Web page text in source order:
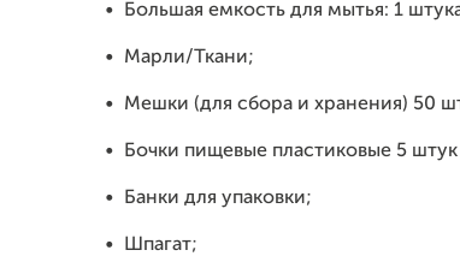
• Большая емкость для мытья: 1
• Марли/Ткани;
• Мешки (для сбора и хранения) 50
• Бочки пищевые пластиковые 5 штук
• Банки для упаковки;
• Шпагат;